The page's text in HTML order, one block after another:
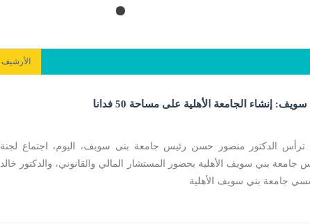
الأرشيف
إنشاء الجامعة الأهلية على مساحة 50 فدانا
ترأس الدكتور منصور حسن رئيس جامعة بنى سويف، اليوم، اجتماع لجنة
جامعة بني سويف الأهلية بحضور المستشار المالي والقانوني، والدكتور خالد
جامعة بني سويف الأهلية